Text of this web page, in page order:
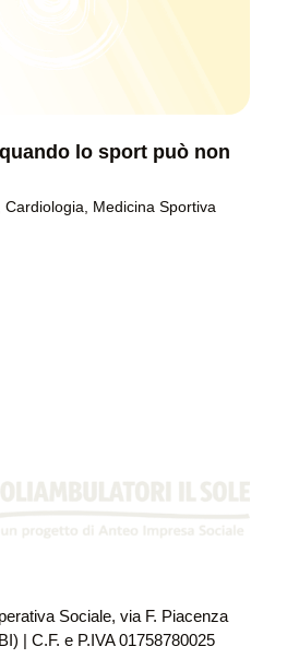
lo sport può non
Cardiologia Medicina Sportiva
Sociale, via F. Piacenza
| C.F. e P.IVA 01758780025